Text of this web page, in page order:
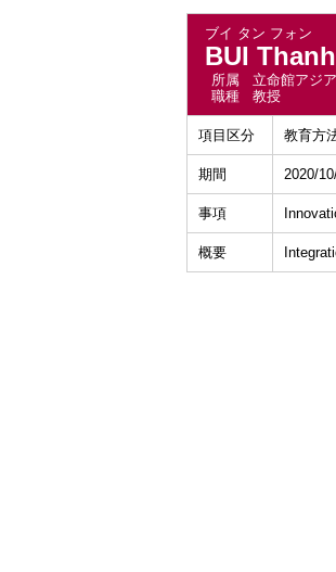
ブイ タン フォン
BUI
所属
立命館アジ
職種
教授
項目区分 教育方
期間 2020/
事項
概要